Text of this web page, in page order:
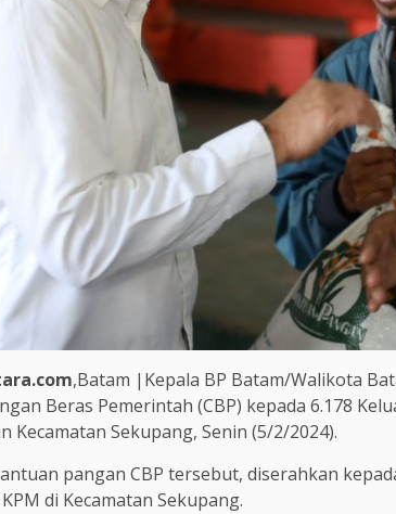
,Batam |Kepala BP Batam/Walikota
Beras Pemerintah (CBP) kepada 6.178
Kecamatan Sekupang, Senin (5/2/2024).
pangan CBP tersebut, diserahkan
di Kecamatan Sekupang.